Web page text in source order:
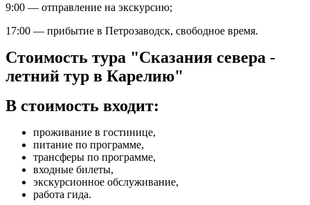
9:00 — отправление на экскурсию;
17:00 — прибытие в Петрозаводск, свободное время.
Стоимость тура "Сказания севера -
летний тур в Карелию"
В стоимость входит:
проживание в гостинице,
питание по программе,
трансферы по программе,
входные билеты,
экскурсионное обслуживание,
работа гида.